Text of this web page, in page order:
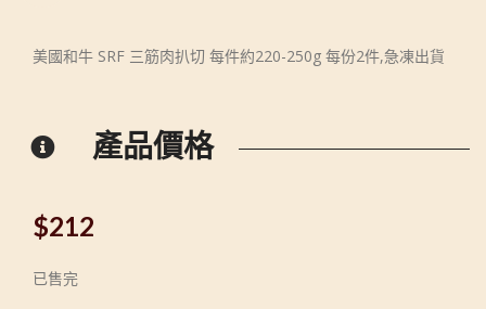
美國和牛 SRF 三筋肉扒切 每件約220-250g 每份2件,急凍出貨
產品價格
$212
已售完